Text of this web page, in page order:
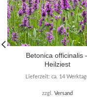
Betonica officinalis
Heilziest
zzgl. Versand
Lieferzeit: ca. 14